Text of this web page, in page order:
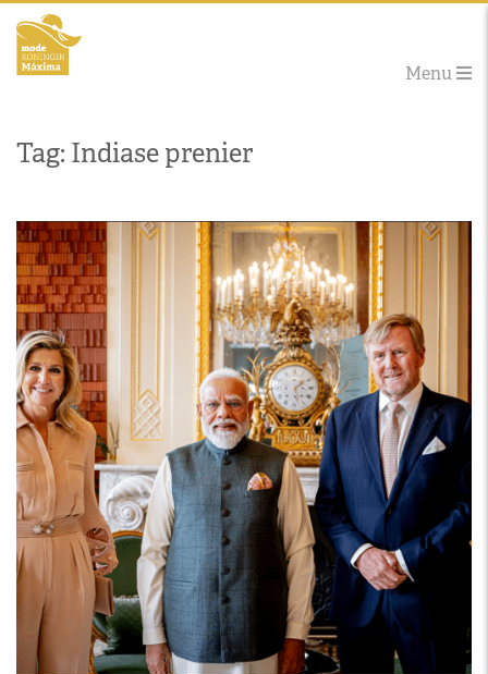
Menu
Tag: Indiase prenier